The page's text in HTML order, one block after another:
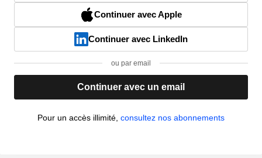
Continuer avec Apple
Continuer avec LinkedIn
ou par email
Continuer avec un email
Pour un accès illimité, consultez nos abonnements